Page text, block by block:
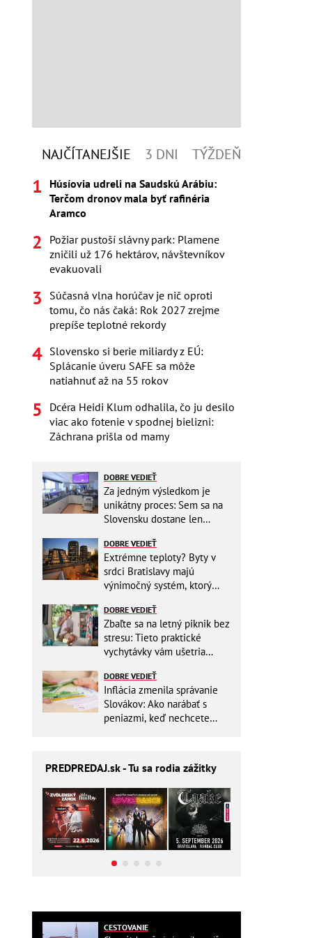
NAJČÍTANEJŠIE 3 DNI TÝŽDEŇ
Húsíovia udreli na Saudskú Arábiu:
Terčom dronov mala byť rafinéria
Aramco
Požiar pustoší slávny park: Plamene
zničili už 176 hektárov, návštevníkov
evakuovali
Súčasná vlna horúčav je nič oproti
tomu, čo nás čaká: Rok 2027 zrejme
prepíše teplotné rekordy
Slovensko si berie miliardy z EÚ:
Splácanie úveru SAFE sa môže
natiahnuť až na 55 rokov
Dcéra Heidi Klum odhalila, čo ju desilo
viac ako fotenie v spodnej bielizni:
Záchrana prišla od mamy
DOBRE VEDIEŤ
Za jedným výsledkom je
unikátny proces: Sem sa na
Slovensku dostane len
DOBRE VEDIEŤ
Extrémne teploty? Byty v
srdci Bratislavy majú
výnimočný systém, ktorý
DOBRE VEDIEŤ
Zbaľte sa na letný piknik bez
stresu: Tieto praktické
vychytávky vám ušetria
DOBRE VEDIEŤ
Inflácia zmenila správanie
Slovákov: Ako narábať s
peniazmi, keď nechcete
PREDPREDAJ.sk - Tu sa rodia zážitky
CESTOVANIE